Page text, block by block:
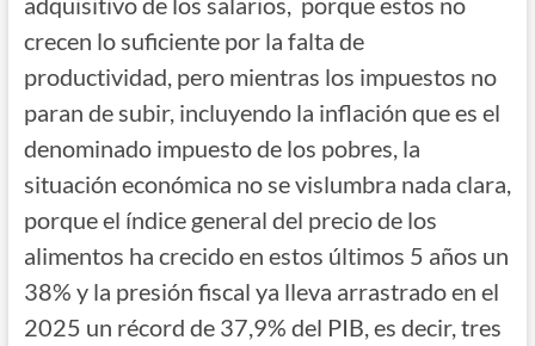
crecen lo suficiente por la falta de
productividad, pero mientras los impuestos no
paran de subir, incluyendo la inflación que es el
denominado impuesto de los pobres, la
situación económica no se vislumbra nada clara,
porque el índice general del precio de los
alimentos ha crecido en estos últimos 5 años un
38% y la presión fiscal ya lleva arrastrado en el
2025 un récord de 37,9% del PIB, es decir, tres